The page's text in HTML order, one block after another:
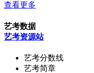
查看更多
艺考数据
艺考资源站
艺考分数线
艺考简章